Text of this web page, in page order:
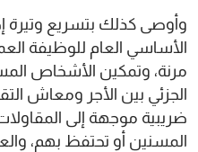
وأوصى كذلك بتسريع وتيرة
الأساسي العام للوظيفة
مرنة، وتمكين الأشخاص
الجزئي بين الأجر ومعاش
ضريبية موجهة إلى
المسنين أو تحتفظ بهم،